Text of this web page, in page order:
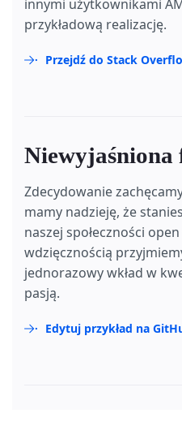
innymi użytkownikami
przykładową realizację.
Przejdź do Stack
Niewyjaśniona
Zdecydowanie
mamy nadzieję, że
naszej społeczności
wdzięcznością
jednorazowy wkład w
pasją.
Edytuj przykład na